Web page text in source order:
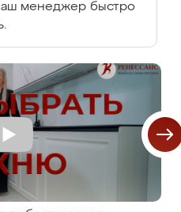
менеджер быстро